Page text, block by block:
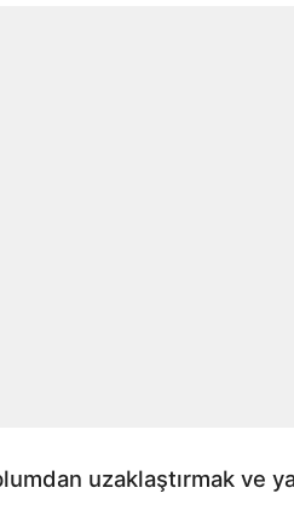
uzaklaştırmak ve